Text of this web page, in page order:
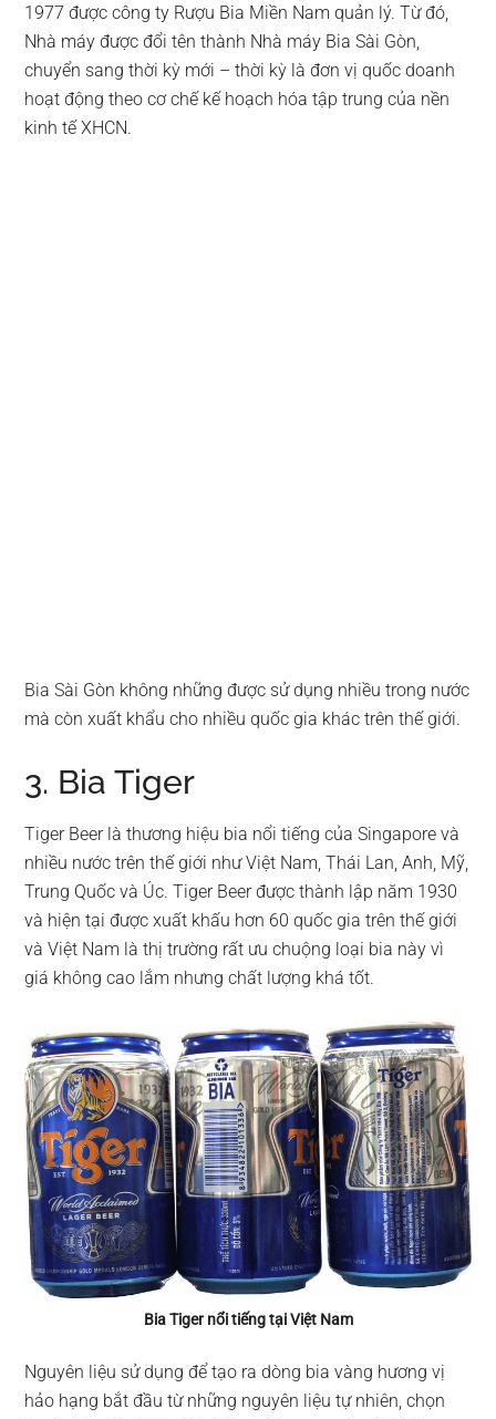
1977 được công ty Rượu Bia Miền Nam quản lý. Từ đó,
Nhà máy được đổi tên thành Nhà máy Bia Sài Gòn,
chuyển sang thời kỳ mới – thời kỳ là đơn vị quốc doanh
hoạt động theo cơ chế kế hoạch hóa tập trung của nền
kinh tế XHCN.
Bia Sài Gòn không những được sử dụng nhiều trong nước
mà còn xuất khẩu cho nhiều quốc gia khác trên thế giới.
3. Bia Tiger
Tiger Beer là thương hiệu bia nổi tiếng của Singapore và
nhiều nước trên thế giới như Việt Nam, Thái Lan, Anh, Mỹ,
Trung Quốc và Úc. Tiger Beer được thành lập năm 1930
và hiện tại được xuất khấu hơn 60 quốc gia trên thế giới
và Việt Nam là thị trường rất ưu chuộng loại bia này vì
giá không cao lắm nhưng chất lượng khá tốt.
Bia Tiger nổi tiếng tại Việt Nam
Nguyên liệu sử dụng để tạo ra dòng bia vàng hương vị
hảo hạng bắt đầu từ những nguyên liệu tự nhiên, chọn